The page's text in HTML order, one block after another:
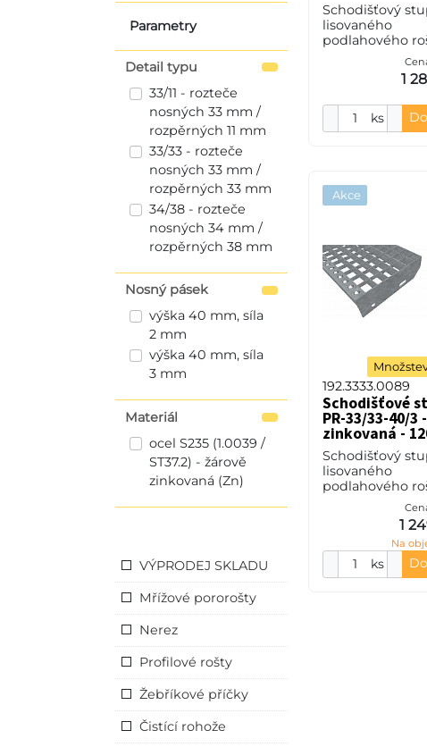
Parametry
Detail typu
33/11 - rozteče
nosných 33 mm /
rozpěrných 11 mm
33/33 - rozteče
nosných 33 mm /
rozpěrných 33 mm
34/38 - rozteče
nosných 34 mm /
rozpěrných 38 mm
Nosný pásek
výška 40 mm, síla
2 mm
výška 40 mm, síla
3 mm
Materiál
ocel S235 (1.0039 /
ST37.2) - žárově
zinkovaná (Zn)
VÝPRODEJ SKLADU
Mřížové pororošty
Nerez
Profilové rošty
Žebříkové příčky
Čistící rohože
Schodišťový
lisovaného
podlahového
33/11 - rozteče
33 mm /
mm, výška 40
2 mm, ocel
(ST37.2
1
ks
Akce
192.3333.0089
Schodišťové
PR-33/33-40/3
zinkovaná -
Schodišťový
lisovaného
podlahového
33/33 - rozteče
33 mm /
mm, výška 40
3 mm, ocel
(ST37.2
1
Na
ks